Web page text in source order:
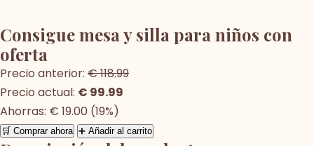
Consigue mesa y silla para niños con
oferta
Precio anterior: € 118.99
Precio actual: € 99.99
Ahorras: € 19.00 (19%)
🛒 Comprar ahora ➕ Añadir al carrito